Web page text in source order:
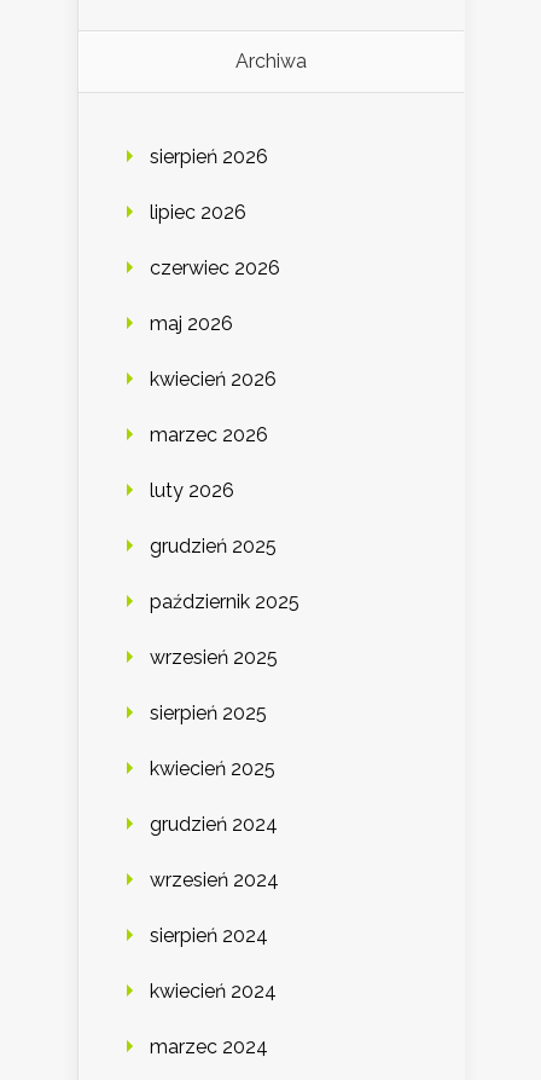
Archiwa
sierpień 2026
lipiec 2026
czerwiec 2026
maj 2026
kwiecień 2026
marzec 2026
luty 2026
grudzień 2025
październik 2025
wrzesień 2025
sierpień 2025
kwiecień 2025
grudzień 2024
wrzesień 2024
sierpień 2024
kwiecień 2024
marzec 2024